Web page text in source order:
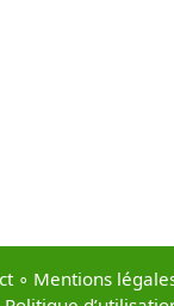
∘ Mentions